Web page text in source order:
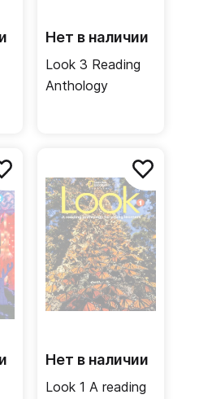
предшествующая
рекомендуетClose-Up
Нет в наличии
Look 3 Reading
Anthology
Нет в наличии
Look 1 A reading